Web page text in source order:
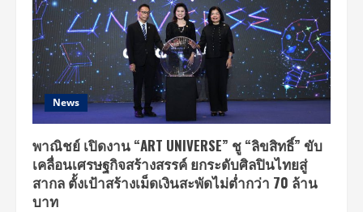
News
พาณิชย์ เปิดงาน “ART UNIVERSE” ชู “ลิขสิทธิ์” ขับ
เคลื่อนเศรษฐกิจสร้างสรรค์ ยกระดับศิลปินไทยสู่
สากล ตั้งเป้าสร้างเม็ดเงินสะพัดไม่ต่ำกว่า 70 ล้าน
บาท